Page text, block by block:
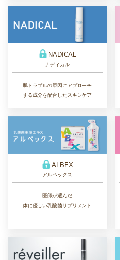
NADICAL
ナディカル
肌トラブルの原因にアプローチ
する成分を配合したスキンケア
ALBEX
アルベックス
医師が選んだ
体に優しい乳酸菌サプリメント